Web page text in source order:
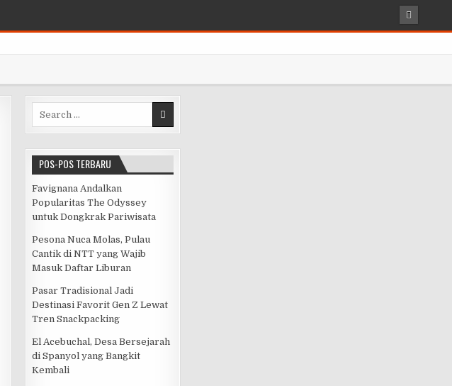
Search for:
POS-POS TERBARU
Favignana Andalkan
Popularitas The Odyssey
untuk Dongkrak Pariwisata
Pesona Nuca Molas, Pulau
Cantik di NTT yang Wajib
Masuk Daftar Liburan
Pasar Tradisional Jadi
Destinasi Favorit Gen Z Lewat
Tren Snackpacking
El Acebuchal, Desa Bersejarah
di Spanyol yang Bangkit
Kembali